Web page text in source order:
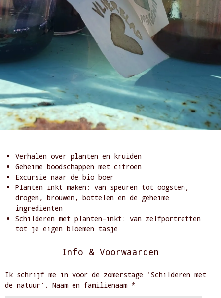
Verhalen over planten en kruiden
Geheime boodschappen met citroen
Excursie naar de bio boer
Planten inkt maken: van speuren tot oogsten,
drogen, brouwen, bottelen en de geheime
ingrediënten
Schilderen met planten-inkt: van zelfportretten
tot je eigen bloemen tasje
Info & Voorwaarden
Ik schrijf me in voor de zomerstage 'Schilderen met
de natuur'. Naam en familienaam *